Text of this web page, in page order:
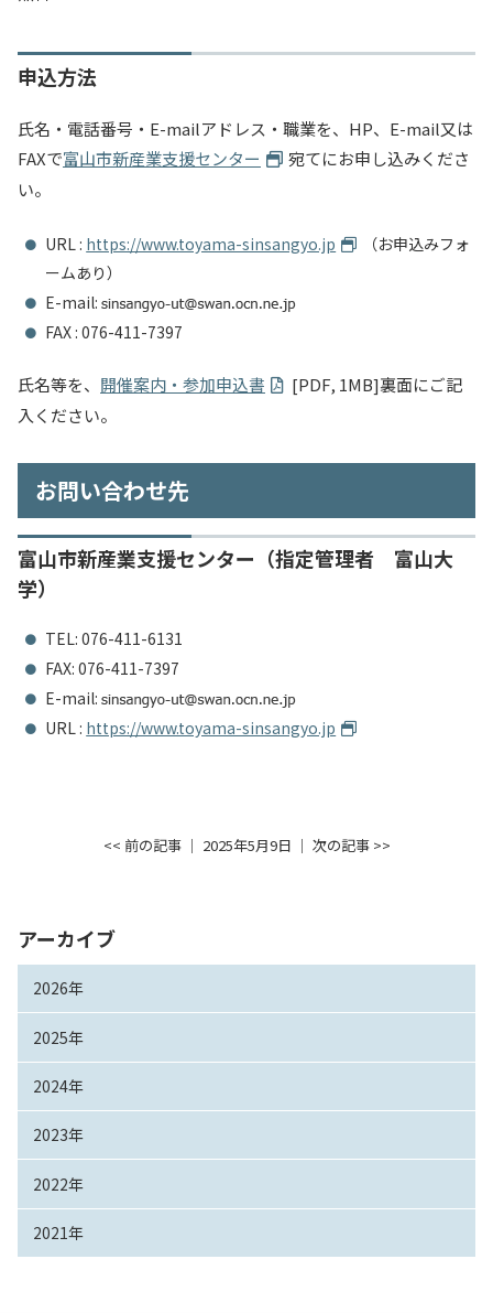
アーカイブ
2026年
2025年
2024年
2023年
2022年
2021年
申込方法
氏名・電話番号・E-mailアドレス・職業を、HP、E-mail又は
FAXで富山市新産業支援センター
宛てにお申し込みくださ
い。
URL : https://www.toyama-sinsangyo.jp
（お申込みフォ
ームあり）
E-mail:
FAX : 076-411-7397
氏名等を、 開催案内・参加申込書
[PDF, 1MB]裏面にご記
入ください。
お問い合わせ先
富山市新産業支援センター（指定管理者 富山大
学）
TEL: 076-411-6131
FAX: 076-411-7397
E-mail:
URL : https://www.toyama-sinsangyo.jp
<< 前の記事│ 2025年5月9日 │ 次の記事 >>